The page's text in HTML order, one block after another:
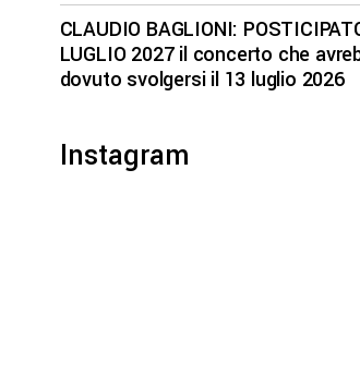
CLAUDIO BAGLIONI:
LUGLIO 2027 il concerto che
dovuto svolgersi il 13 luglio 2026
Instagram